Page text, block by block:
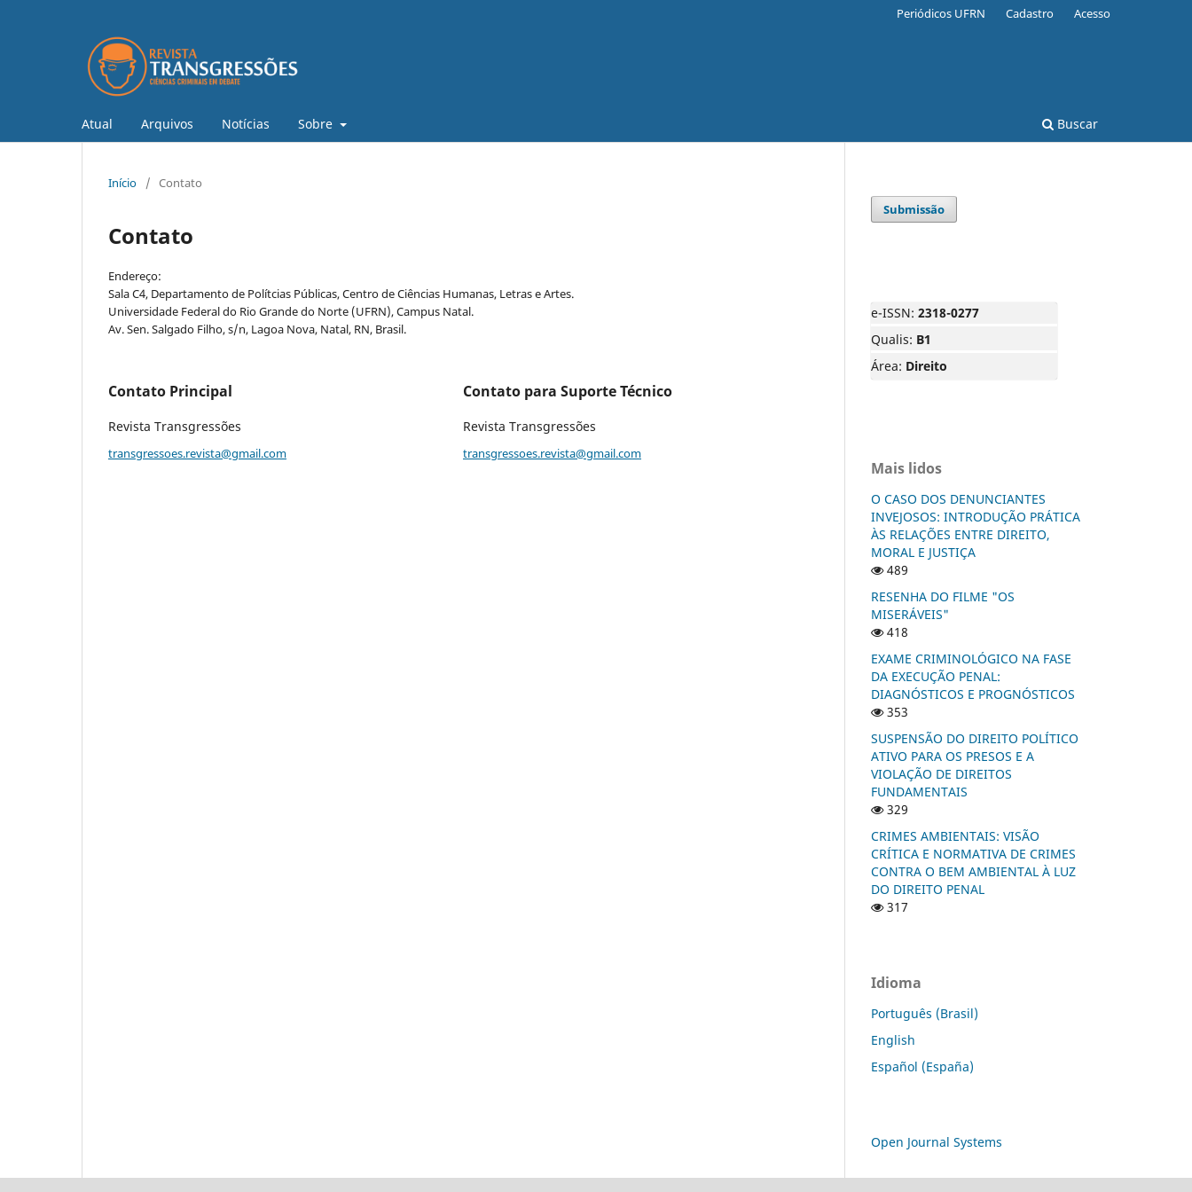
Atual Arquivos Notícias Sobre Buscar
Periódicos UFRN Cadastro Acesso
Início / Contato
Contato
Endereço:
Sala C4, Departamento de Polítcias Públicas, Centro de Ciências Humanas, Letras e Artes.
Universidade Federal do Rio Grande do Norte (UFRN), Campus Natal.
Av. Sen. Salgado Filho, s/n, Lagoa Nova, Natal, RN, Brasil.
Contato Principal
Revista Transgressões
transgressoes.revista@gmail.com
Contato para Suporte Técnico
Revista Transgressões
transgressoes.revista@gmail.com
Submissão
e-ISSN: 2318-0277
Qualis: B1
Área: Direito
Mais lidos
O CASO DOS DENUNCIANTES
INVEJOSOS: INTRODUÇÃO PRÁTICA
ÀS RELAÇÕES ENTRE DIREITO,
MORAL E JUSTIÇA
489
RESENHA DO FILME "OS
MISERÁVEIS"
418
EXAME CRIMINOLÓGICO NA FASE
DA EXECUÇÃO PENAL:
DIAGNÓSTICOS E PROGNÓSTICOS
353
SUSPENSÃO DO DIREITO POLÍTICO
ATIVO PARA OS PRESOS E A
VIOLAÇÃO DE DIREITOS
FUNDAMENTAIS
329
CRIMES AMBIENTAIS: VISÃO
CRÍTICA E NORMATIVA DE CRIMES
CONTRA O BEM AMBIENTAL À LUZ
DO DIREITO PENAL
317
Idioma
Português (Brasil)
English
Español (España)
Open Journal Systems